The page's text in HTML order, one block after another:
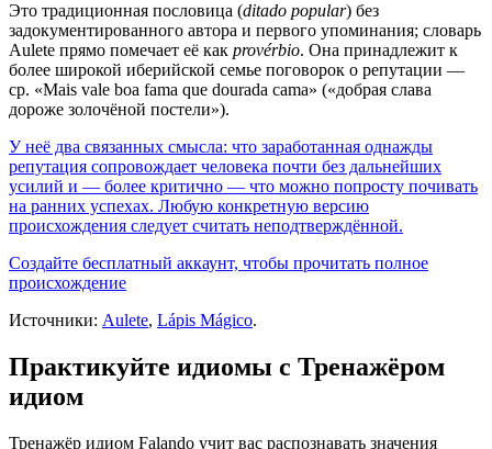
Это традиционная пословица (ditado popular) без
задокументированного автора и первого упоминания; словарь
Aulete прямо помечает её как provérbio. Она принадлежит к
более широкой иберийской семье поговорок о репутации —
ср. «Mais vale boa fama que dourada cama» («добрая слава
дороже золочёной постели»).
У неё два связанных смысла: что заработанная однажды
репутация сопровождает человека почти без дальнейших
усилий и — более критично — что можно попросту почивать
на ранних успехах. Любую конкретную версию
происхождения следует считать неподтверждённой.
Создайте бесплатный аккаунт, чтобы прочитать полное
происхождение
Источники: Aulete, Lápis Mágico.
Практикуйте идиомы с Тренажёром
идиом
Тренажёр идиом Falando учит вас распознавать значения